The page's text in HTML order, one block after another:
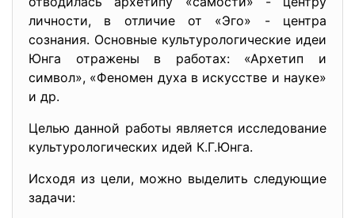
личности, в отличие от «Эго» - центра
сознания. Основные культурологические идеи
Юнга отражены в работах: «Архетип и
символ», «Феномен духа в искусстве и науке»
и др.
Целью данной работы является исследование
культурологических идей К.Г.Юнга.
Исходя из цели, можно выделить следующие
задачи: